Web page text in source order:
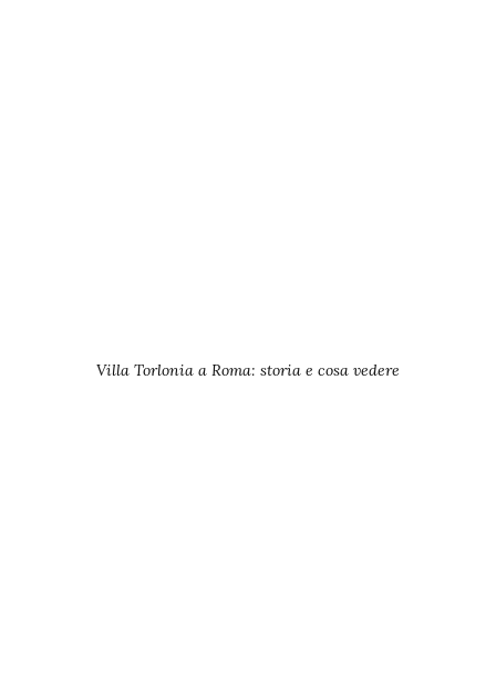
Villa Torlonia a Roma: storia e cosa vedere